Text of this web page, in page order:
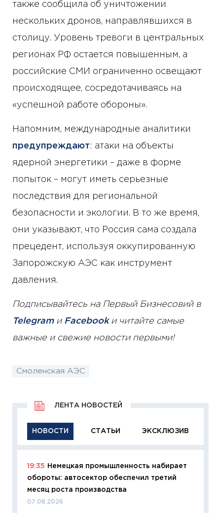
также сообщила об уничтожении
нескольких дронов, направлявшихся в
столицу. Уровень тревоги в центральных
регионах РФ остается повышенным, а
российские СМИ ограниченно освещают
происходящее, сосредотачиваясь на
«успешной работе обороны».
Напомним, международные аналитики
предупреждают: атаки на объекты
ядерной энергетики – даже в форме
попыток – могут иметь серьезные
последствия для региональной
безопасности и экологии. В то же время,
они указывают, что Россия сама создала
прецедент, используя оккупированную
Запорожскую АЭС как инструмент
давления.
Подписывайтесь на Первый Бизнесовий в
Telegramи Facebookи читайте самые
важные и свежие новости первыми!
Смоленская АЭС
НОВОСТИ СТАТЬИ ЭКСКЛЮЗИВ
ЛЕНТА НОВОСТЕЙ
19:35
Немецкая промышленность набирает
обороты: автосектор обеспечил третий
месяц роста производства
07.08.2026